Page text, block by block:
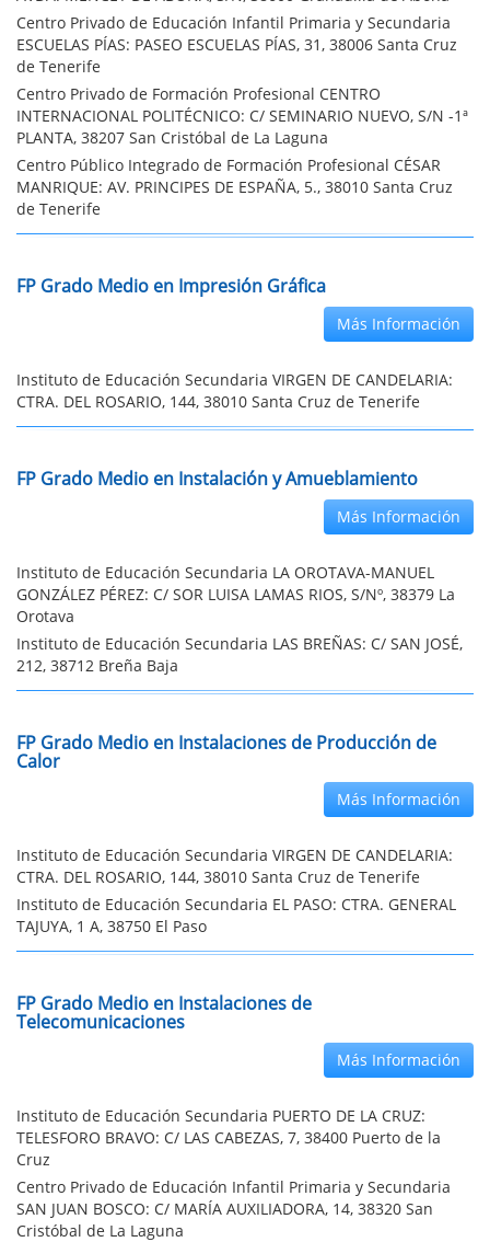
Centro Privado de Educación Infantil Primaria y Secundaria
ESCUELAS PÍAS: PASEO ESCUELAS PÍAS, 31, 38006 Santa Cruz
de Tenerife
Centro Privado de Formación Profesional CENTRO
INTERNACIONAL POLITÉCNICO: C/ SEMINARIO NUEVO, S/N -1ª
PLANTA, 38207 San Cristóbal de La Laguna
Centro Público Integrado de Formación Profesional CÉSAR
MANRIQUE: AV. PRINCIPES DE ESPAÑA, 5., 38010 Santa Cruz
de Tenerife
FP Grado Medio en Impresión Gráfica
Más Información
Instituto de Educación Secundaria VIRGEN DE CANDELARIA:
CTRA. DEL ROSARIO, 144, 38010 Santa Cruz de Tenerife
FP Grado Medio en Instalación y Amueblamiento
Más Información
Instituto de Educación Secundaria LA OROTAVA-MANUEL
GONZÁLEZ PÉREZ: C/ SOR LUISA LAMAS RIOS, S/Nº, 38379 La
Orotava
Instituto de Educación Secundaria LAS BREÑAS: C/ SAN JOSÉ,
212, 38712 Breña Baja
FP Grado Medio en Instalaciones de Producción de
Calor
Más Información
Instituto de Educación Secundaria VIRGEN DE CANDELARIA:
CTRA. DEL ROSARIO, 144, 38010 Santa Cruz de Tenerife
Instituto de Educación Secundaria EL PASO: CTRA. GENERAL
TAJUYA, 1 A, 38750 El Paso
FP Grado Medio en Instalaciones de
Telecomunicaciones
Más Información
Instituto de Educación Secundaria PUERTO DE LA CRUZ:
TELESFORO BRAVO: C/ LAS CABEZAS, 7, 38400 Puerto de la
Cruz
Centro Privado de Educación Infantil Primaria y Secundaria
SAN JUAN BOSCO: C/ MARÍA AUXILIADORA, 14, 38320 San
Cristóbal de La Laguna